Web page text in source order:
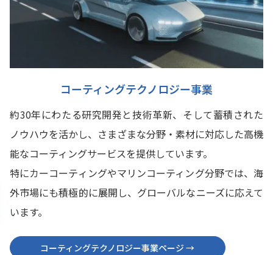
コーティングテクノロジー事業
約30年にわたる研究開発と技術革新、そして蓄積された
ノウハウを活かし、さまざまな分野・素材に対応した高機
能なコーティングサービスを提供しています。
特にカーコーティングやマリンコーティング分野では、海
外市場にも積極的に展開し、グローバルなニーズに応えて
います。
コーティングテクノロジー事業ページ →